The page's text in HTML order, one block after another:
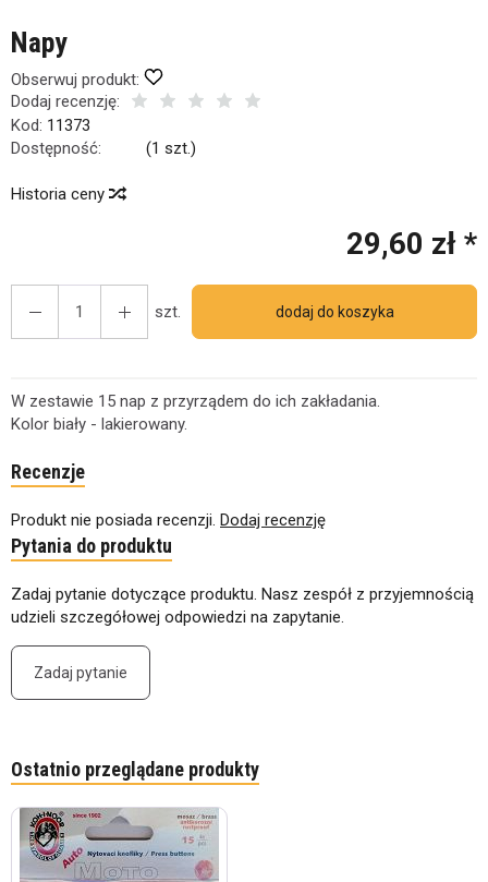
Napy
Obserwuj produkt:
Dodaj recenzję:
Kod: 11373
Dostępność:
(1 szt.)
Historia ceny
29,60 zł *
szt. dodaj do koszyka
W zestawie 15 nap z przyrządem do ich zakładania.
Kolor biały - lakierowany.
Recenzje
Produkt nie posiada recenzji. Dodaj recenzję
Pytania do produktu
Zadaj pytanie dotyczące produktu. Nasz zespół z przyjemnością
udzieli szczegółowej odpowiedzi na zapytanie.
Zadaj pytanie
Ostatnio przeglądane produkty